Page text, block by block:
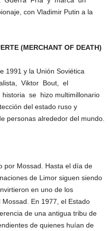
con Vladimir Putin a la
(MERCHANT OF DEATH)
1991 y la Unión Soviética
Viktor Bout, el
se hizo multimillonario
del estado ruso y
personas alrededor del mundo.
por Mossad. Hasta el día de
de Limor siguen siendo
en uno de los
En 1977, el Estado
de una antigua tribu de
de quienes huían de